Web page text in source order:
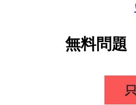
無料問